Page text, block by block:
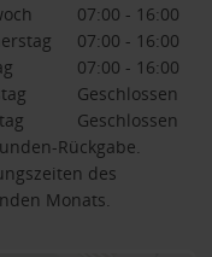
07:00 - 16:00
07:00 - 16:00
07:00 - 16:00
Geschlossen
Geschlossen
Rückgabe.
des
Monats.